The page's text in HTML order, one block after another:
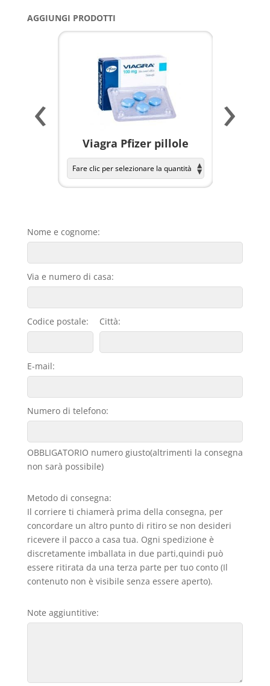
AGGIUNGI PRODOTTI
Viagra Pfizer pillole
‹ ›
Nome e cognome:
Via e numero di casa:
Codice postale: Città:
E-mail:
Numero di telefono:
OBBLIGATORIO numero giusto(altrimenti la consegna
non sarà possibile)
Metodo di consegna:
Il corriere ti chiamerà prima della consegna, per
concordare un altro punto di ritiro se non desideri
ricevere il pacco a casa tua. Ogni spedizione è
discretamente imballata in due parti,quindi può
essere ritirata da una terza parte per tuo conto (Il
contenuto non è visibile senza essere aperto).
Note aggiuntitive: